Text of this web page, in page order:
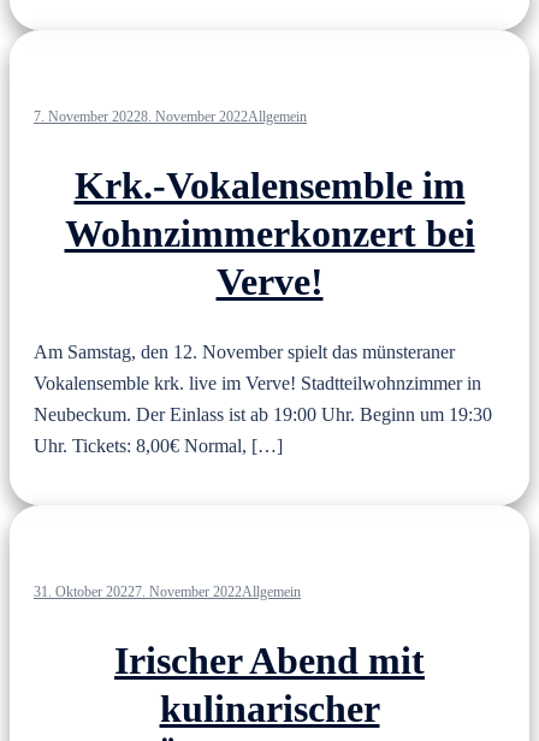
7. November 20228. November 2022Allgemein
Krk.-Vokalensemble im
Wohnzimmerkonzert bei
Verve!
Am Samstag, den 12. November spielt das münsteraner
Vokalensemble krk. live im Verve! Stadtteilwohnzimmer in
Neubeckum. Der Einlass ist ab 19:00 Uhr. Beginn um 19:30
Uhr. Tickets: 8,00€ Normal, […]
31. Oktober 20227. November 2022Allgemein
Irischer Abend mit
kulinarischer